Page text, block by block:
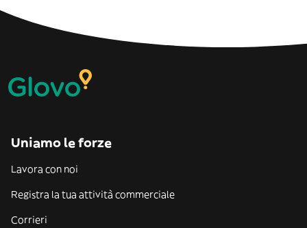
Uniamo le forze
Lavora con noi
Registra la tua attività commerciale
Corrieri